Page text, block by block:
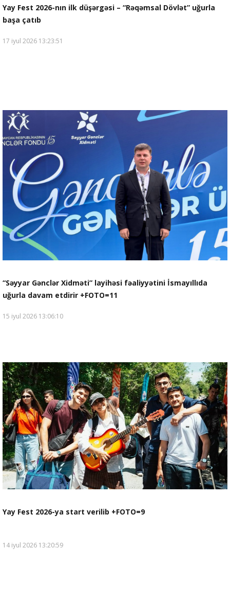
Yay Fest 2026-nın ilk düşərgəsi – “Rəqəmsal Dövlət” uğurla
başa çatıb
17 iyul 2026 13:23:51
“Səyyar Gənclər Xidməti” layihəsi fəaliyyətini İsmayıllıda
uğurla davam etdirir +FOTO=11
15 iyul 2026 13:06:10
Yay Fest 2026-ya start verilib +FOTO=9
14 iyul 2026 13:20:59